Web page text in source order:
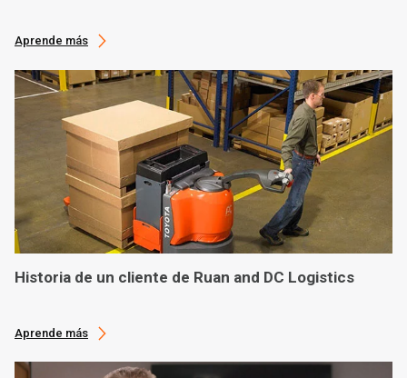
Aprende más
Historia de un cliente de Ruan and DC Logistics
Aprende más